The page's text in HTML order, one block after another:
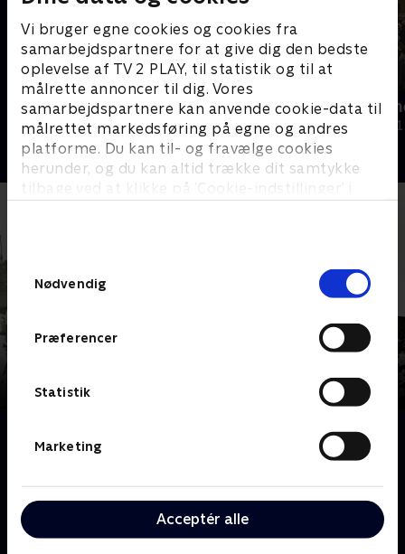
Vi bruger egne cookies og cookies fra
samarbejdspartnere for at give dig den bedste
oplevelse af TV 2 PLAY, til statistik og til at
målrette annoncer til dig. Vores
samarbejdspartnere kan anvende cookie-data til
målrettet markedsføring på egne og andres
platforme. Du kan til- og fravælge cookies
herunder, og du kan altid trække dit samtykke
tilbage ved at klikke på ’Cookie-indstillinger’ i
Nødvendig
Præferencer
Statistik
Marketing
Acceptér alle
Ingemann - Hitler, Stalin og
Churchill
Dokumentar • 1 sæsoner
Dokumentar •
Oplev de gribende historier om kampene i Anden
Normandiet til hjertet af Berlin.
Øjenvidneberetninger og ekspertanalyser giver ny
indsigt i de begivenheder, der formede krigens